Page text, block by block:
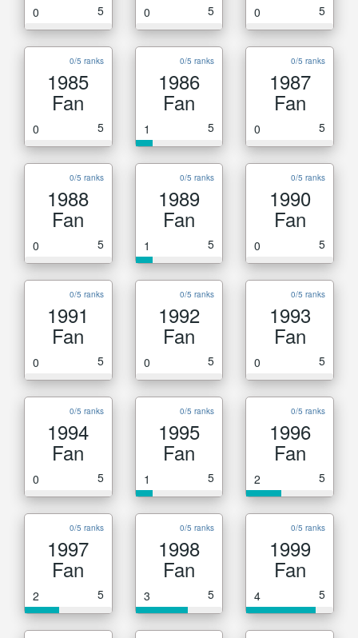
0 5 0 5 0 5
0/5 ranks
1985
Fan
0 5
0/5 ranks
1986
Fan
1 5
0/5 ranks
1987
Fan
0 5
0/5 ranks
1988
Fan
0 5
0/5 ranks
1989
Fan
1 5
0/5 ranks
1990
Fan
0 5
0/5 ranks
1991
Fan
0 5
0/5 ranks
1992
Fan
0 5
0/5 ranks
1993
Fan
0 5
0/5 ranks
1994
Fan
0 5
0/5 ranks
1995
Fan
1 5
0/5 ranks
1996
Fan
2 5
0/5 ranks
1997
Fan
2 5
0/5 ranks
1998
Fan
3 5
0/5 ranks
1999
Fan
4 5